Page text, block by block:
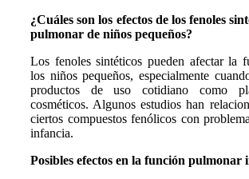
¿Cuáles son los efectos de los fenoles
pulmonar de niños pequeños?
Los fenoles sintéticos pueden afectar la
los niños pequeños, especialmente
productos de uso cotidiano como
cosméticos. Algunos estudios han
ciertos compuestos fenólicos con
infancia.
Posibles efectos en la función pulmonar